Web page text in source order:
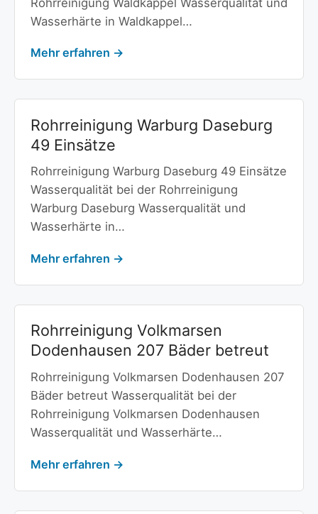
Wasserhärte in Waldkappel…
Mehr erfahren →
Rohrreinigung Warburg Daseburg
49 Einsätze
Rohrreinigung Warburg Daseburg 49 Einsätze
Wasserqualität bei der Rohrreinigung
Warburg Daseburg Wasserqualität und
Wasserhärte in…
Mehr erfahren →
Rohrreinigung Volkmarsen
Dodenhausen 207 Bäder betreut
Rohrreinigung Volkmarsen Dodenhausen 207
Bäder betreut Wasserqualität bei der
Rohrreinigung Volkmarsen Dodenhausen
Wasserqualität und Wasserhärte…
Mehr erfahren →